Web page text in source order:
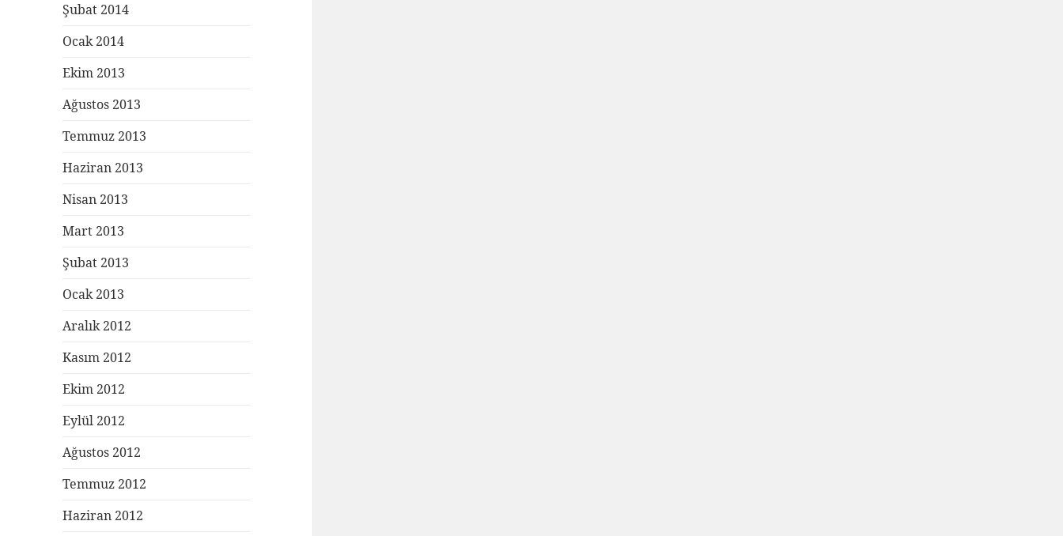
Şubat 2014
Ocak 2014
Ekim 2013
Ağustos 2013
Temmuz 2013
Haziran 2013
Nisan 2013
Mart 2013
Şubat 2013
Ocak 2013
Aralık 2012
Kasım 2012
Ekim 2012
Eylül 2012
Ağustos 2012
Temmuz 2012
Haziran 2012